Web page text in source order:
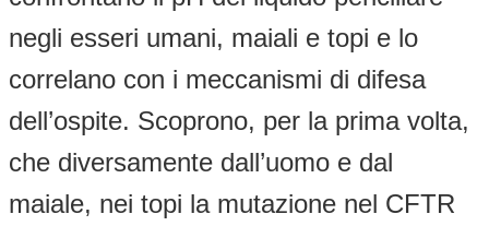
negli esseri umani, maiali e topi e lo
correlano con i meccanismi di difesa
dell’ospite. Scoprono, per la prima volta,
che diversamente dall’uomo e dal
maiale, nei topi la mutazione nel CFTR